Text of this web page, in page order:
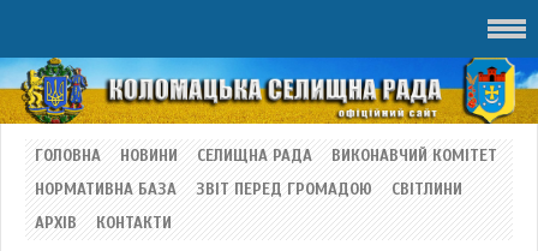
ГОЛОВНА НОВИНИ СЕЛИЩНА РАДА
ВИКОНАВЧИЙ КОМІТЕТ
НОРМАТИВНА БАЗА
ЗВІТ ПЕРЕД ГРОМАДОЮ
СВІТЛИНИ
АРХІВ
КОНТАКТИ